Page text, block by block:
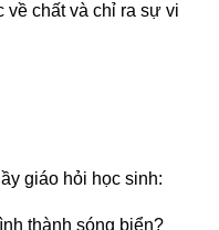
chất và chỉ ra sự vi
giáo hỏi học sinh:
thành sóng biển?